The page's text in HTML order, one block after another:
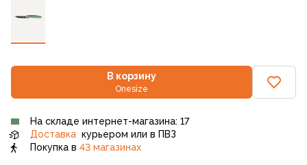
В корзину
Onesize
На складе интернет-магазина: 17
Доставка курьером или в ПВЗ
Покупка в 43 магазинах